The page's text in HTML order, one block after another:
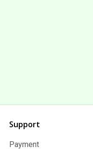
Support
Payment